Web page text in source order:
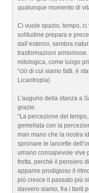
qualunque momento di
Ci vuole spazio, tempo,
solitudine prepara e
dall’esterno, sembra
trasformazioni
mitologica, come luogo
“ciò di cui siamo fatti, è
Licantropia)
L’augurio della stanza a
grazie.
“La percezione del
gemellata con la
man mano che la nostra
spronare le lancette
umano consapevole vive
fretta, perché il pensiero
apparire prodigioso il
più cresce il passato più
davvero siamo, fra i tanti